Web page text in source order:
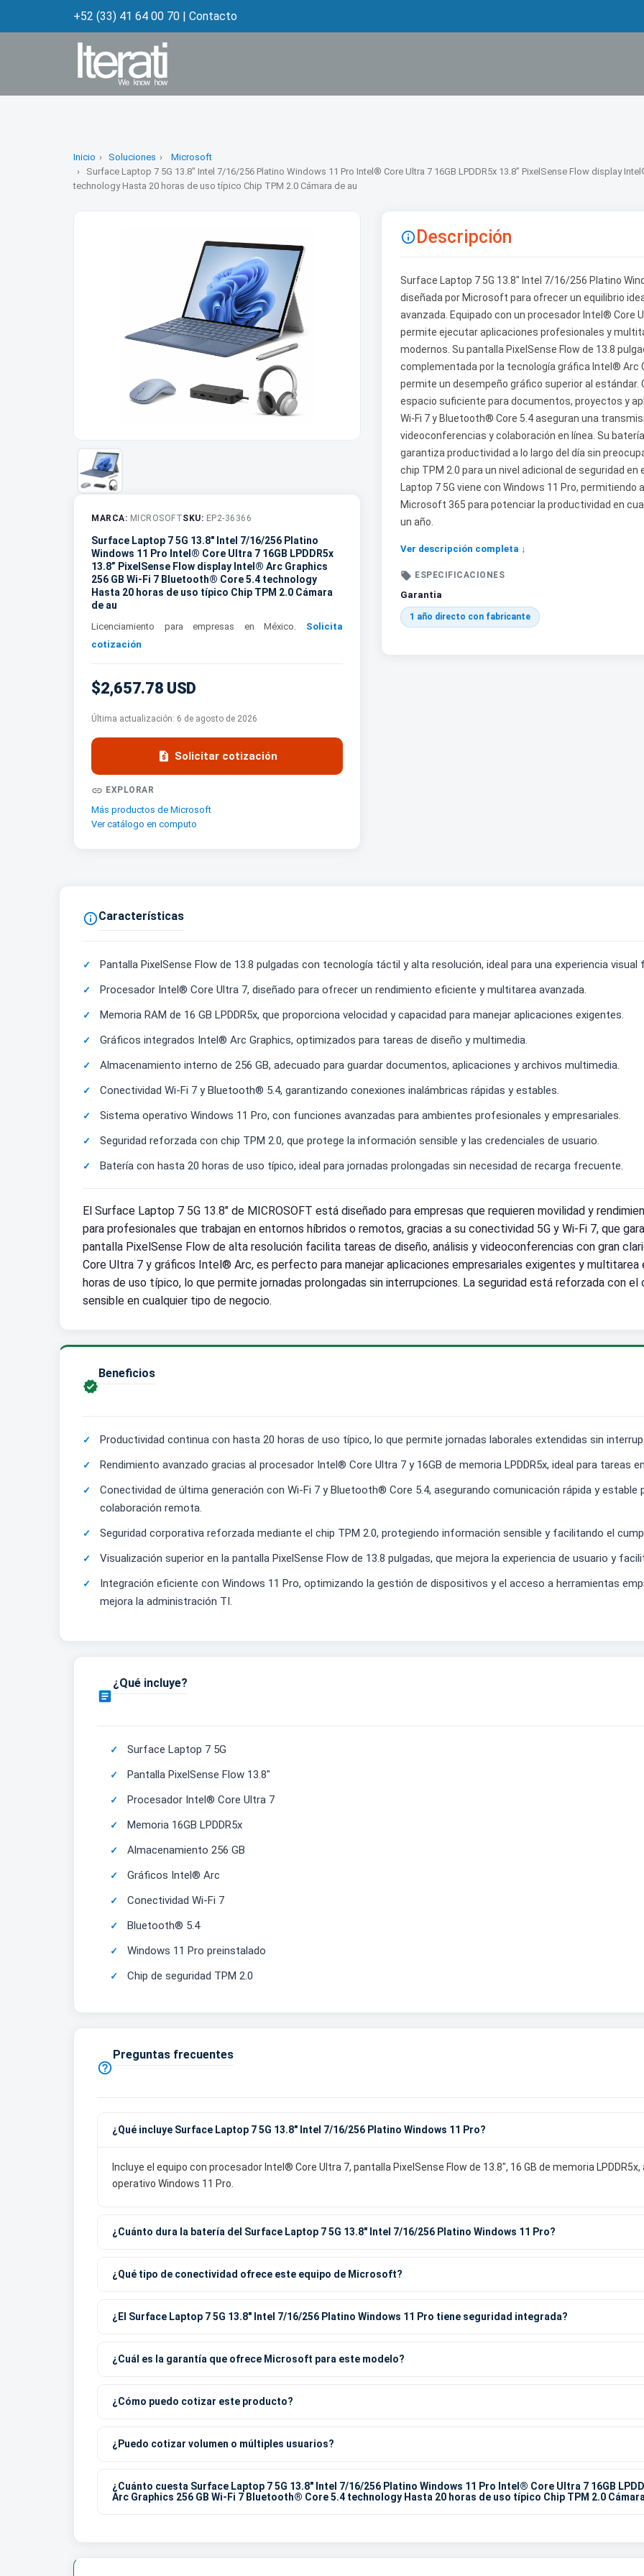
+52 (33) 41 64 00 70 | Contacto
Inicio Soluciones
Microsoft
Surface Laptop 7 5G 13.8" Intel 7/16/256 Platino Windows 11 Pro Intel® Core Ultra 7 16GB LPDDR5x 13.8” PixelSense Flow display
technology Hasta 20 horas de uso típico Chip TPM 2.0 Cámara de au
MARCA: MICROSOFTSKU: EP2-36366
Surface Laptop 7 5G 13.8" Intel 7/16/256 Platino
Windows 11 Pro Intel® Core Ultra 7 16GB LPDDR5x
13.8” PixelSense Flow display Intel® Arc Graphics
256 GB Wi-Fi 7 Bluetooth® Core 5.4 technology
Hasta 20 horas de uso típico Chip TPM 2.0 Cámara
de au
Licenciamiento para empresas en México. Solicita
cotización
$2,657.78 USD
Última actualización: 6 de agosto de 2026
 Solicitar cotización
 EXPLORAR
Más productos de Microsoft
Ver catálogo en computo
 Descripción
Surface Laptop 7 5G 13.8" Intel 7/16/256 Platino
diseñada por Microsoft para ofrecer un equilibrio
avanzada. Equipado con un procesador Intel® Core
permite ejecutar aplicaciones profesionales y
modernos. Su pantalla PixelSense Flow de 13.8
complementada por la tecnología gráfica Intel® Arc
permite un desempeño gráfico superior al estándar.
espacio suficiente para documentos, proyectos y
Wi-Fi 7 y Bluetooth® Core 5.4 aseguran una
videoconferencias y colaboración en línea. Su
garantiza productividad a lo largo del día sin
chip TPM 2.0 para un nivel adicional de seguridad
Laptop 7 5G viene con Windows 11 Pro,
Microsoft 365 para potenciar la productividad en
un año.
Ver descripción completa ↓
 ESPECIFICACIONES
Garantia
1 año directo con fabricante
Características
Pantalla PixelSense Flow de 13.8 pulgadas con tecnología táctil y alta resolución, ideal para una experiencia visual
Procesador Intel® Core Ultra 7, diseñado para ofrecer un rendimiento eficiente y multitarea avanzada.
Memoria RAM de 16 GB LPDDR5x, que proporciona velocidad y capacidad para manejar aplicaciones exigentes.
Gráficos integrados Intel® Arc Graphics, optimizados para tareas de diseño y multimedia.
Almacenamiento interno de 256 GB, adecuado para guardar documentos, aplicaciones y archivos multimedia.
Conectividad Wi-Fi 7 y Bluetooth® 5.4, garantizando conexiones inalámbricas rápidas y estables.
Sistema operativo Windows 11 Pro, con funciones avanzadas para ambientes profesionales y empresariales.
Seguridad reforzada con chip TPM 2.0, que protege la información sensible y las credenciales de usuario.
Batería con hasta 20 horas de uso típico, ideal para jornadas prolongadas sin necesidad de recarga frecuente.
El Surface Laptop 7 5G 13.8" de MICROSOFT está diseñado para empresas que requieren movilidad y
para profesionales que trabajan en entornos híbridos o remotos, gracias a su conectividad 5G y Wi-Fi 7, que
pantalla PixelSense Flow de alta resolución facilita tareas de diseño, análisis y videoconferencias con gran
Core Ultra 7 y gráficos Intel® Arc, es perfecto para manejar aplicaciones empresariales exigentes y
horas de uso típico, lo que permite jornadas prolongadas sin interrupciones. La seguridad está reforzada con
sensible en cualquier tipo de negocio.

Beneficios
Productividad continua con hasta 20 horas de uso típico, lo que permite jornadas laborales extendidas sin
Rendimiento avanzado gracias al procesador Intel® Core Ultra 7 y 16GB de memoria LPDDR5x, ideal para tareas
Conectividad de última generación con Wi-Fi 7 y Bluetooth® Core 5.4, asegurando comunicación rápida y
colaboración remota.
Seguridad corporativa reforzada mediante el chip TPM 2.0, protegiendo información sensible y facilitando el
Visualización superior en la pantalla PixelSense Flow de 13.8 pulgadas, que mejora la experiencia de usuario y
Integración eficiente con Windows 11 Pro, optimizando la gestión de dispositivos y el acceso a herramientas
mejora la administración TI.

¿Qué incluye?
Surface Laptop 7 5G
Pantalla PixelSense Flow 13.8"
Procesador Intel® Core Ultra 7
Memoria 16GB LPDDR5x
Almacenamiento 256 GB
Gráficos Intel® Arc
Conectividad Wi-Fi 7
Bluetooth® 5.4
Windows 11 Pro preinstalado
Chip de seguridad TPM 2.0

Preguntas frecuentes
¿Qué incluye Surface Laptop 7 5G 13.8" Intel 7/16/256 Platino Windows 11 Pro?
Incluye el equipo con procesador Intel® Core Ultra 7, pantalla PixelSense Flow de 13.8", 16 GB de memoria
operativo Windows 11 Pro.
¿Cuánto dura la batería del Surface Laptop 7 5G 13.8" Intel 7/16/256 Platino Windows 11 Pro?
¿Qué tipo de conectividad ofrece este equipo de Microsoft?
¿El Surface Laptop 7 5G 13.8" Intel 7/16/256 Platino Windows 11 Pro tiene seguridad integrada?
¿Cuál es la garantía que ofrece Microsoft para este modelo?
¿Cómo puedo cotizar este producto?
¿Puedo cotizar volumen o múltiples usuarios?
¿Cuánto cuesta Surface Laptop 7 5G 13.8" Intel 7/16/256 Platino Windows 11 Pro Intel® Core Ultra 7 16GB
Arc Graphics 256 GB Wi-Fi 7 Bluetooth® Core 5.4 technology Hasta 20 horas de uso típico Chip TPM 2.0